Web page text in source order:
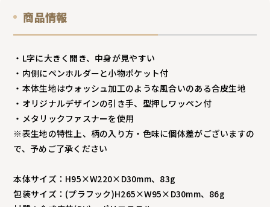
商品情報
・L字に大きく開き、中身が見やすい
・内側にペンホルダーと小物ポケット付
・本体生地はウォッシュ加工のような風合いのある合皮生地
・オリジナルデザインの引き手、型押しワッペン付
・メタリックファスナーを使用
※表生地の特性上、柄の入り方・色味に個体差がございますの
で、予めご了承ください
本体サイズ：H95×W220×D30mm、83g
包装サイズ：(プラフック)H265×W95×D30mm、86g